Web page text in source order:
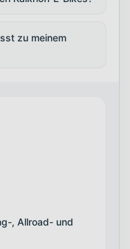
zu meinem
, Allroad- und